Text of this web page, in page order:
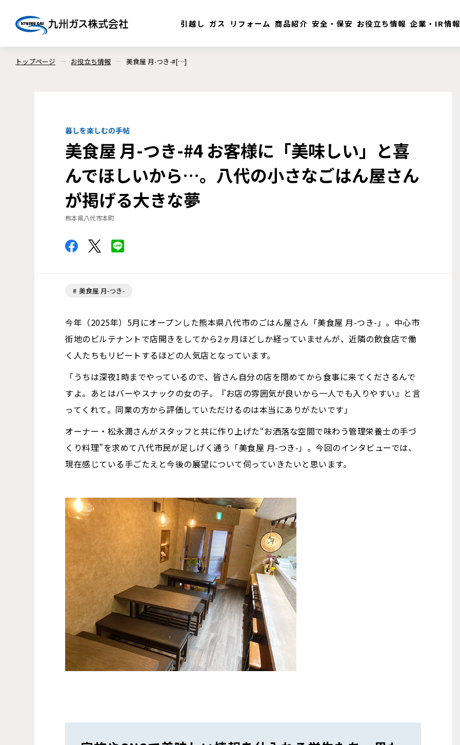
引越し ガス リフォーム 商品紹介 安全・保安 お役立ち情報 企業・IR情報
トップページ お役立ち情報 美食屋 月-つき-#[…]
暮しを楽しむの手帖
美食屋 月-つき-#4 お客様に「美味しい」と喜
んでほしいから…。八代の小さなごはん屋さん
が掲げる大きな夢
熊本県八代市本町
美食屋 月-つき-
今年（2025年）5月にオープンした熊本県八代市のごはん屋さん「美食屋 月-つき-」。中心市
街地のビルテナントで店開きをしてから2ヶ月ほどしか経っていませんが、近隣の飲食店で働
く人たちもリピートするほどの人気店となっています。
「うちは深夜1時までやっているので、皆さん自分の店を閉めてから食事に来てくださるんで
すよ。あとはバーやスナックの女の子。『お店の雰囲気が良いから一人でも入りやすい』と言
ってくれて。同業の方から評価していただけるのは本当にありがたいです」
オーナー・松永潤さんがスタッフと共に作り上げた“お洒落な空間で味わう管理栄養士の手づ
くり料理”を求めて八代市民が足しげく通う「美食屋 月-つき-」。今回のインタビューでは、
現在感じている手ごたえと今後の展望について伺っていきたいと思います。